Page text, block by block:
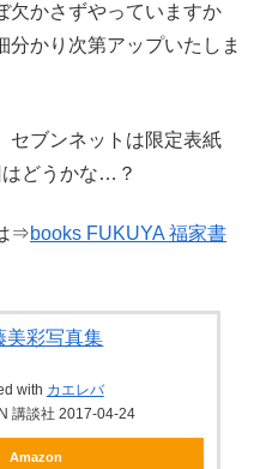
欠かさずやっていますか
分かり次第アップいたしま
セブンネットは限定表紙
どうかな…？
⇒books FUKUYA 福家書
美彩写真集
with カエレバ
講談社 2017-04-24
Amazon